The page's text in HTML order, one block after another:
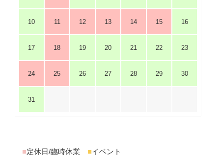
10 11 12 13 14 15 16
17 18 19 20 21 22 23
24 25 26 27 28 29 30
31
■定休日/臨時休業 ■イベント